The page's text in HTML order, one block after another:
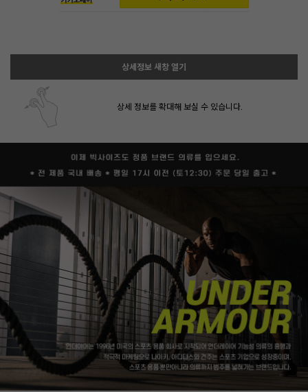
상세정보 새창 열기
상세 정보를 확대해 보실 수 있습니다.